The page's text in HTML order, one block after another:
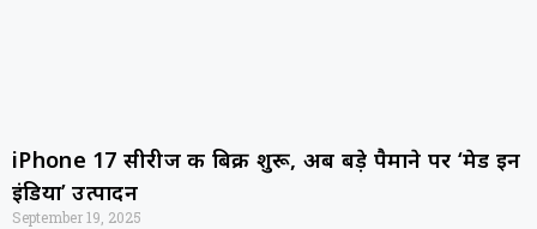
iPhone 17 सीरीज की बिक्री शुरू, अब बड़े पैमाने पर ‘मेड इन
इंडिया’ उत्पादन
September 19, 2025